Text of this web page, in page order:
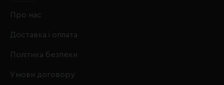
Про нас
Доставка і оплата
Політика безпеки
Умови договору